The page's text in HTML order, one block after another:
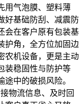
用气泡膜、塑料薄
好基础防刮、减震防
会在客户原有包装基
护角，全方位加固边
农机设备，更是主动
装稳固性与防护等
中的破损风险。
物流信息、及时回